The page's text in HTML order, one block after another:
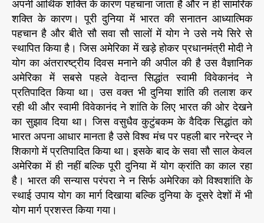
अपनी आर्थिक शक्ति के कारण पहचाना जाता है और न ही सामरिक
शक्ति के कारण। पूरी दुनिया में भारत की सनातन आध्यात्मिक
पहचान है और बीते सौ सवा सौ सालों में योग ने उसे नये सिरे से
स्थापित किया है। जिस अमेरिका में खड़े होकर प्रधानमंत्री मोदी ने
योग का अंतरारष्ट्रीय दिवस मनाने की अपील की है उस वैज्ञानिक
अमेरिका में सबसे पहले वेदान्त सिद्धांत स्वामी विवेकानंद ने
प्रतिपादित किया था। उस वक्त भी दुनिया शांति की तलाश कर
रही थी और स्वामी विवेकानंद ने शांति के लिए भारत की ओर देखने
का सुझाव दिया था। जिस वसुधैव कुटुंबकम के वैदिक सिद्धांत को
भारत अपना आधार मानता है उसे विश्व मंच पर पहली बार नरेन्द्र ने
शिकागो में प्रतिपादित किया था। इसके बाद के सवा सौ साल केवल
अमेरिका में ही नहीं बल्कि पूरी दुनिया में योग क्रांति का काल रहा
है। भारत की सन्यास परंपरा ने न सिर्फ अमेरिका को विश्वशांति के
स्थाई उपाय योग का मार्ग दिखाया बल्कि दुनिया के दूसरे देशों में भी
योग मार्ग प्रशस्त किया गया।